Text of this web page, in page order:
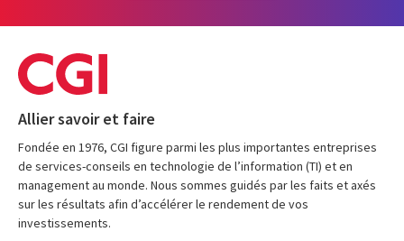
Allier savoir et faire
Fondée en 1976, CGI figure parmi les plus importantes entreprises
de services-conseils en technologie de l’information (TI) et en
management au monde. Nous sommes guidés par les faits et axés
sur les résultats afin d’accélérer le rendement de vos
investissements.